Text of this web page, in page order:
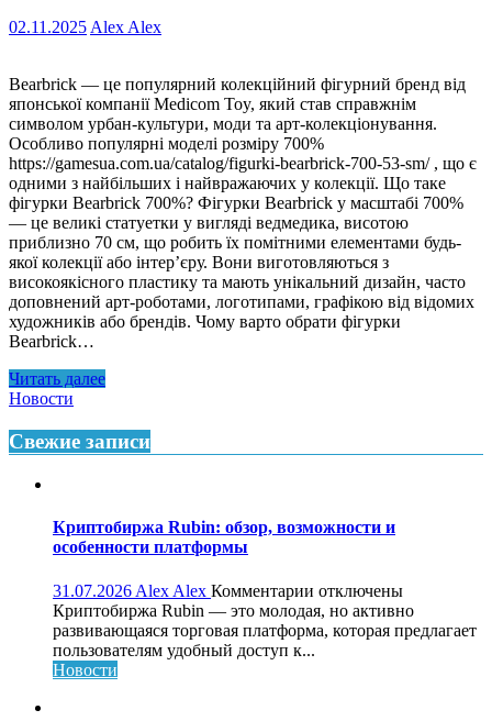
02.11.2025 Alex Alex
Bearbrick — це популярний колекційний фігурний бренд від
японської компанії Medicom Toy, який став справжнім
символом урбан-культури, моди та арт-колекціонування.
Особливо популярні моделі розміру 700%
https://gamesua.com.ua/catalog/figurki-bearbrick-700-53-sm/ , що є
одними з найбільших і найвражаючих у колекції. Що таке
фігурки Bearbrick 700%? Фігурки Bearbrick у масштабі 700%
— це великі статуетки у вигляді ведмедика, висотою
приблизно 70 см, що робить їх помітними елементами будь-
якої колекції або інтер’єру. Вони виготовляються з
високоякісного пластику та мають унікальний дизайн, часто
доповнений арт-роботами, логотипами, графікою від відомих
художників або брендів. Чому варто обрати фігурки
Bearbrick…
Читать далее
Новости
Свежие записи
Криптобиржа Rubin: обзор, возможности и
особенности платформы
31.07.2026 Alex Alex Комментарии к
записи
Криптобиржа
отключены
Криптобиржа Rubin — это молодая, но активно
развивающаяся торговая платформа, которая предлагает
пользователям удобный доступ к...
Новости